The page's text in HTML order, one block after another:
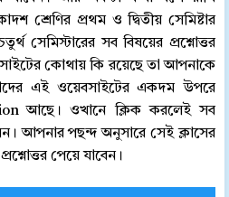
শ্রেণির প্রথম ও দ্বিতীয় সেমিষ্টার
সেমিস্টারের সব বিষয়ের প্রশ্নোত্তর
কোথায় কি রয়েছে তা আপনাকে
এই ওয়েবসাইটের একদম উপরে
আছে। ওখানে ক্লিক করলেই সব
আপনার পছন্দ অনুসারে সেই ক্লাসের
পেয়ে যাবেন।